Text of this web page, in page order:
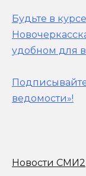
Будьте в
удобном для
ведомости»!
Новости СМИ2